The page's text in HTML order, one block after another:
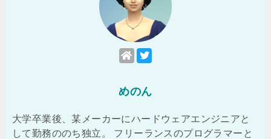
めのん
大学卒業後、某メーカーにハードウェアエンジニアと
して勤務ののち独立。 フリーランスのプログラマーと